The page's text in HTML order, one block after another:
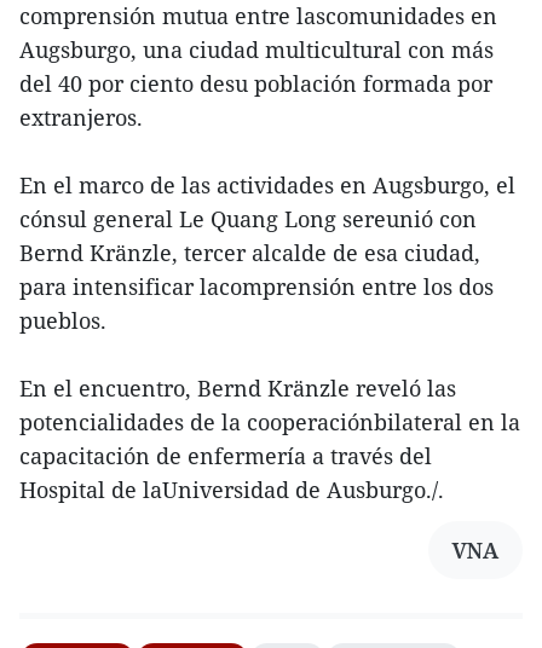
comprensión mutua entre lascomunidades en
Augsburgo, una ciudad multicultural con más
del 40 por ciento desu población formada por
extranjeros.
En el marco de las actividades en Augsburgo, el
cónsul general Le Quang Long sereunió con
Bernd Kränzle, tercer alcalde de esa ciudad,
para intensificar lacomprensión entre los dos
pueblos.
En el encuentro, Bernd Kränzle reveló las
potencialidades de la cooperaciónbilateral en la
capacitación de enfermería a través del
Hospital de laUniversidad de Ausburgo./.
VNA